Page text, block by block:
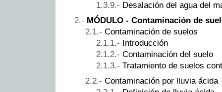
Desalación del agua del
MÓDULO - Contaminación de
Contaminación de suelos
Introducción
Contaminación del suelo
Tratamiento de suelos
Contaminación por lluvia ácida